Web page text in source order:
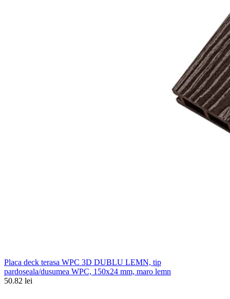
Placa deck terasa WPC 3D DUBLU LEMN, tip
pardoseala/dusumea WPC, 150x24 mm, maro lemn
50.82 lei